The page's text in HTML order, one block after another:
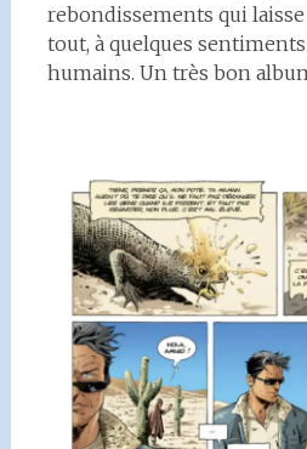
rebondissements qui laisse
tout, à quelques
humains. Un très bon